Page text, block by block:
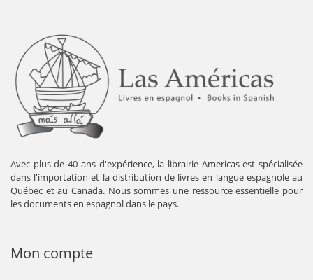
Avec plus de 40 ans d'expérience, la librairie Americas est spécialisée
dans l'importation et la distribution de livres en langue espagnole au
Québec et au Canada. Nous sommes une ressource essentielle pour
les documents en espagnol dans le pays.
Mon compte